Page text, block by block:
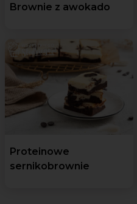
Brownie z awokado
Proteinowe
sernikobrownie